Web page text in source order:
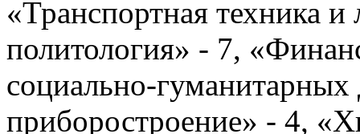
«Транспортная техника
политология» - 7,
социально-
приборостроение» - 4,